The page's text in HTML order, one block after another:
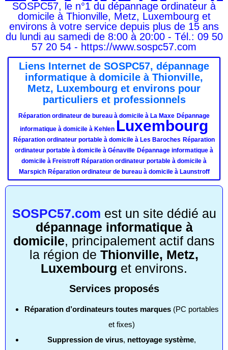
SOSPC57, le n°1 du dépannage ordinateur à
domicile à Thionville, Metz, Luxembourg et
environs à votre service depuis plus de 15 ans
du lundi au samedi de 8:00 à 20:00 - Tél.: 09 50
57 20 54 - https://www.sospc57.com
Liens Internet de SOSPC57, dépannage
informatique à domicile à Thionville,
Metz, Luxembourg et environs pour
particuliers et professionnels
Réparation ordinateur de bureau à domicile à La Maxe Dépannage
informatique à domicile à Kehlen Luxembourg
Réparation ordinateur portable à domicile à Les Baroches Réparation
ordinateur portable à domicile à Génaville Dépannage informatique à
domicile à Freistroff Réparation ordinateur portable à domicile à
Marspich Réparation ordinateur de bureau à domicile à Launstroff
SOSPC57.com est un site dédié au
dépannage informatique à
domicile, principalement actif dans
la région de Thionville, Metz,
Luxembourg et environs.
Services proposés
Réparation d’ordinateurs toutes marques (PC portables
et fixes)
Suppression de virus, nettoyage système,